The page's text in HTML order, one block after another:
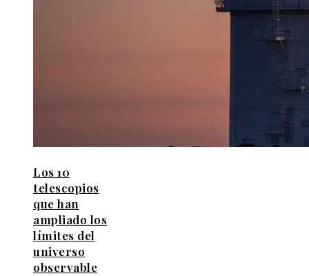
Los 10
telescopios
que han
ampliado los
límites del
universo
observable